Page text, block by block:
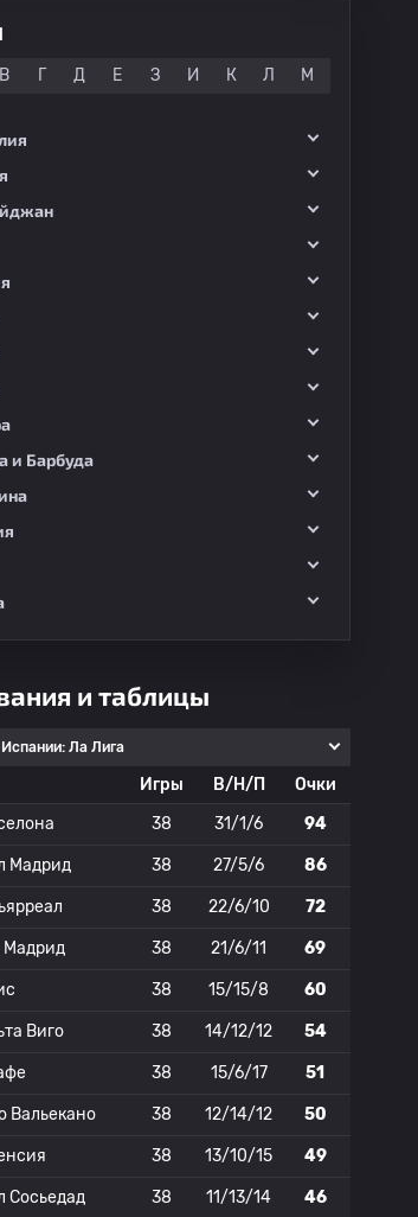
В Г Д Е З И К Л М
и Барбуда
и таблицы
Ла Лига
Игры В/Н/П
Очки
38 31/1/6 94
Мадрид 38 27/5/6 86
38 22/6/10 72
Мадрид 38 21/6/11 69
38 15/15/8 60
Виго 38 14/12/12 54
38 15/6/17 51
Вальекано 38 12/14/12 50
38 13/10/15 49
Сосьедад 38 11/13/14 46